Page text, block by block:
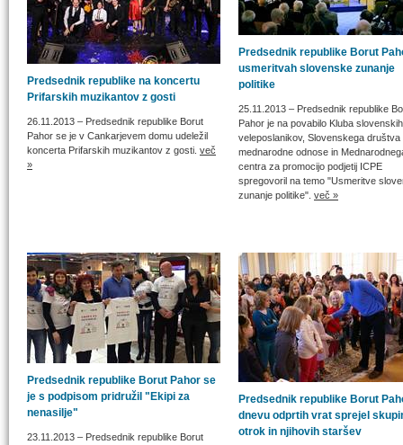
Predsednik republike na koncertu
Prifarskih muzikantov z gosti
26.11.2013 – Predsednik republike Borut
Pahor se je v Cankarjevem domu udeležil
koncerta Prifarskih muzikantov z gosti. več
»
Predsednik republike Borut
usmeritvah slovenske zunanje
politike
25.11.2013 – Predsednik republike
Pahor je na povabilo Kluba slovenskih
veleposlanikov, Slovenskega društva
mednarodne odnose in
centra za promocijo podjetij ICPE
spregovoril na temo "Usmeritve
zunanje politike". več »
Predsednik republike Borut Pahor se
je s podpisom pridružil "Ekipi za
nenasilje"
23.11.2013 – Predsednik republike Borut
Predsednik republike Borut
dnevu odprtih vrat sprejel
otrok in njihovih staršev